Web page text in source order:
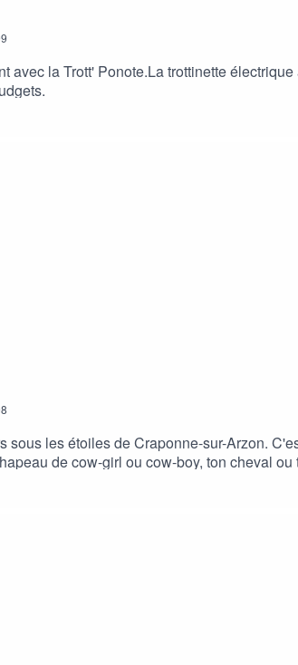
avec la Trott' Ponote.La trottinette
sous les étoiles de Craponne-sur-Arzon.
de cow-girl ou cow-boy, ton cheval ou